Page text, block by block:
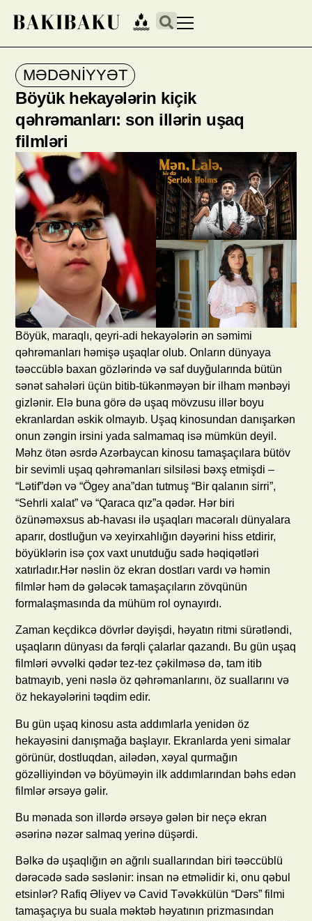
MƏDƏNIYYƏT
Böyük hekayələrin kiçik
qəhrəmanları: son illərin uşaq
filmləri
Böyük, maraqlı, qeyri-adi hekayələrin ən səmimi
qəhrəmanları həmişə uşaqlar olub. Onların dünyaya
təəccüblə baxan gözlərində və saf duyğularında bütün
sənət sahələri üçün bitib-tükənməyən bir ilham mənbəyi
gizlənir. Elə buna görə də uşaq mövzusu illər boyu
ekranlardan əskik olmayıb. Uşaq kinosundan danışarkən
onun zəngin irsini yada salmamaq isə mümkün deyil.
Məhz ötən əsrdə Azərbaycan kinosu tamaşaçılara bütöv
bir sevimli uşaq qəhrəmanları silsiləsi bəxş etmişdi –
“Lətif”dən və “Ögey ana”dan tutmuş “Bir qalanın sirri”,
“Sehrli xalat” və “Qaraca qız”a qədər. Hər biri
özünəməxsus ab-havası ilə uşaqları macəralı dünyalara
aparır, dostluğun və xeyirxahlığın dəyərini hiss etdirir,
böyüklərin isə çox vaxt unutduğu sadə həqiqətləri
xatırladır.Hər nəslin öz ekran dostları vardı və həmin
filmlər həm də gələcək tamaşaçıların zövqünün
formalaşmasında da mühüm rol oynayırdı.
Zaman keçdikcə dövrlər dəyişdi, həyatın ritmi sürətləndi,
uşaqların dünyası da fərqli çalarlar qazandı. Bu gün uşaq
filmləri əvvəlki qədər tez-tez çəkilməsə də, tam itib
batmayıb, yeni nəslə öz qəhrəmanlarını, öz suallarını və
öz hekayələrini təqdim edir.
Bu gün uşaq kinosu asta addımlarla yenidən öz
hekayəsini danışmağa başlayır. Ekranlarda yeni simalar
görünür, dostluqdan, ailədən, xəyal qurmağın
gözəlliyindən və böyüməyin ilk addımlarından bəhs edən
filmlər ərsəyə gəlir.
Bu mənada son illərdə ərsəyə gələn bir neçə ekran
əsərinə nəzər salmaq yerinə düşərdi.
Bəlkə də uşaqlığın ən ağrılı suallarından biri təəccüblü
dərəcədə sadə səslənir: insan nə etməlidir ki, onu qəbul
etsinlər? Rafiq Əliyev və Cavid Təvəkkülün “Dərs” filmi
tamaşaçıya bu suala məktəb həyatının prizmasından